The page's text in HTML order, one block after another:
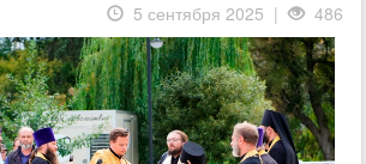
5 сентября 2025 | 486